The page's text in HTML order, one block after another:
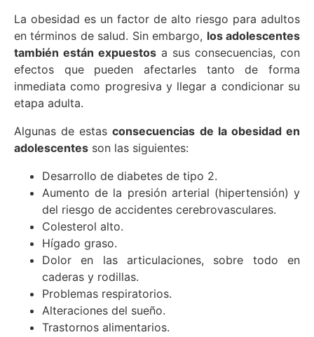
La obesidad es un factor de alto riesgo para adultos
en términos de salud. Sin embargo, los adolescentes
también están expuestos a sus consecuencias, con
efectos que pueden afectarles tanto de forma
inmediata como progresiva y llegar a condicionar su
etapa adulta.
Algunas de estasconsecuencias de la obesidad en
adolescentes son las siguientes:
Desarrollo de diabetes de tipo 2.
Aumento de la presión arterial (hipertensión) y
del riesgo de accidentes cerebrovasculares.
Colesterol alto.
Hígado graso.
Dolor en las articulaciones, sobre todo en
caderas y rodillas.
Problemas respiratorios.
Alteraciones del sueño.
Trastornos alimentarios.